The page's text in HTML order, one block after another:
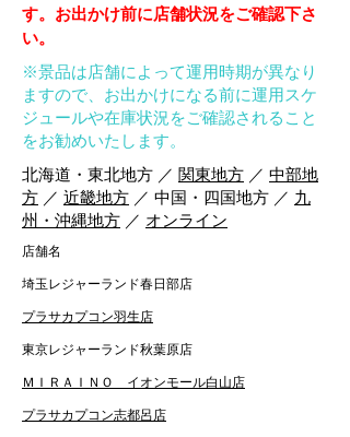
す。お出かけ前に店舗状況をご確認下さ
い。
※景品は店舗によって運用時期が異なり
ますので、お出かけになる前に運用スケ
ジュールや在庫状況をご確認されること
をお勧めいたします。
北海道・東北地方 ／ 関東地方 ／ 中部地
方 ／ 近畿地方 ／ 中国・四国地方 ／ 九
州・沖縄地方 ／ オンライン
店舗名
埼玉レジャーランド春日部店
プラサカプコン羽生店
東京レジャーランド秋葉原店
ＭＩＲＡＩＮＯ イオンモール白山店
プラサカプコン志都呂店